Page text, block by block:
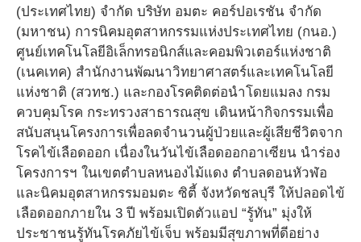
(ประเทศไทย) จำกัด บริษัท อมตะ คอร์ปอเรชัน จำกัด
(มหาชน) การนิคมอุตสาหกรรมแห่งประเทศไทย (กนอ.)
ศูนย์เทคโนโลยีอิเล็กทรอนิกส์และคอมพิวเตอร์แห่งชาติ
(เนคเทค) สํานักงานพัฒนาวิทยาศาสตร์และเทคโนโลยี
แห่งชาติ (สวทช.) และกองโรคติดต่อนำโดยแมลง กรม
ควบคุมโรค กระทรวงสาธารณสุข เดินหน้ากิจกรรมเพื่อ
สนับสนุนโครงการเพื่อลดจำนวนผู้ป่วยและผู้เสียชีวิตจาก
โรคไข้เลือดออก เนื่องในวันไข้เลือดออกอาเซียน นำร่อง
โครงการฯ ในเขตตำบลหนองไม้แดง ตำบลดอนหัวฬ่อ
และนิคมอุตสาหกรรมอมตะ ซิตี้ จังหวัดชลบุรี ให้ปลอดไข้
เลือดออกภายใน 3 ปี พร้อมเปิดตัวแอป “รู้ทัน” มุ่งให้
ประชาชนรู้ทันโรคภัยไข้เจ็บ พร้อมมีสุขภาพที่ดีอย่าง